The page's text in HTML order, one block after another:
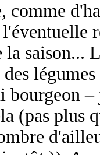
comme
saison...
–
(pas plus